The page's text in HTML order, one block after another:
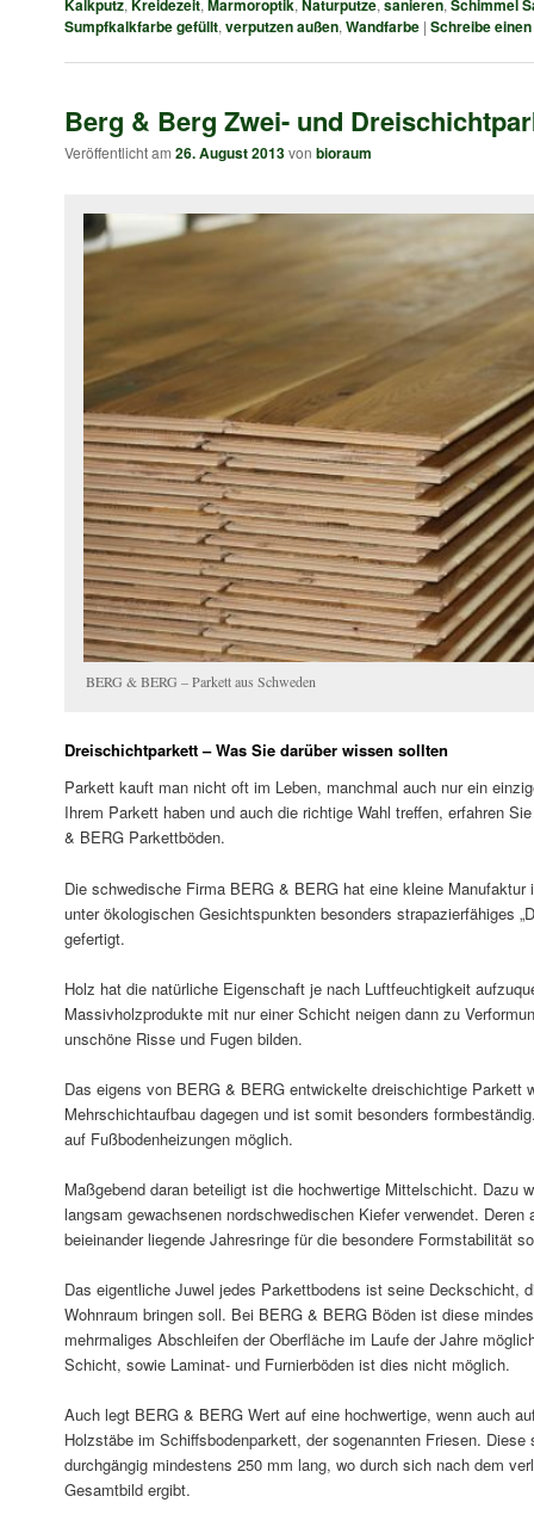
Kalkputz Kreidezeit Marmoroptik Naturputze sanieren Schimmel
Sumpfkalkfarbe gefüllt, verputzen außen, Wandfarbe | Schreibe
Berg & Berg Zwei- und
Veröffentlicht am 26. August 2013von bioraum
BERG & BERG – Parkett aus Schweden
Dreischichtparkett – Was Sie darüber wissen sollten
Parkett kauft man nicht oft im Leben, manchmal auch nur ein
Ihrem Parkett haben und auch die richtige Wahl treffen, erfahren
& BERG Parkettböden.
Die schwedische Firma BERG & BERG hat eine kleine
unter ökologischen Gesichtspunkten besonders strapazierfähiges
gefertigt.
Holz hat die natürliche Eigenschaft je nach Luftfeuchtigkeit
Massivholzprodukte mit nur einer Schicht neigen dann zu
unschöne Risse und Fugen bilden.
Das eigens von BERG & BERG entwickelte dreischichtige Parkett
Mehrschichtaufbau dagegen und ist somit besonders
auf Fußbodenheizungen möglich.
Maßgebend daran beteiligt ist die hochwertige Mittelschicht. Dazu
langsam gewachsenen nordschwedischen Kiefer verwendet. Deren
beieinander liegende Jahresringe für die besondere Formstabilität
Das eigentliche Juwel jedes Parkettbodens ist seine Deckschicht,
Wohnraum bringen soll. Bei BERG & BERG Böden ist diese
mehrmaliges Abschleifen der Oberfläche im Laufe der Jahre
Schicht, sowie Laminat- und Furnierböden ist dies nicht möglich.
Auch legt BERG & BERG Wert auf eine hochwertige, wenn auch
Holzstäbe im Schiffsbodenparkett, der sogenannten Friesen. Diese
durchgängig mindestens 250 mm lang, wo durch sich nach dem
Gesamtbild ergibt.